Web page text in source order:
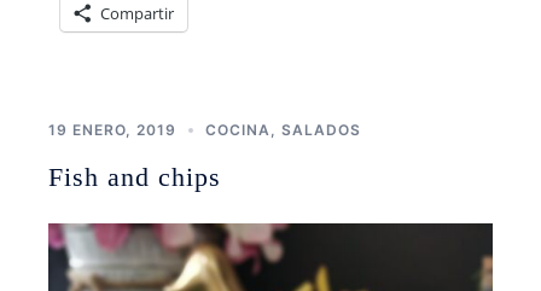
Compartir
19 ENERO, 2019 COCINA SALADOS
Fish and chips